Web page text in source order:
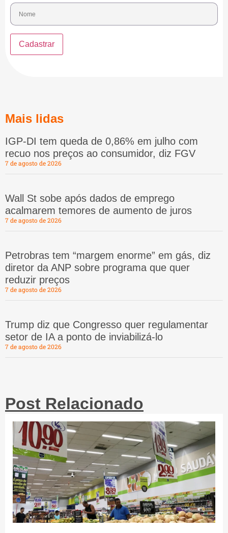
Mais lidas
IGP-DI tem queda de 0,86% em julho com
recuo nos preços ao consumidor, diz FGV
7 de agosto de 2026
Wall St sobe após dados de emprego
acalmarem temores de aumento de juros
7 de agosto de 2026
Petrobras tem “margem enorme” em gás, diz
diretor da ANP sobre programa que quer
reduzir preços
7 de agosto de 2026
Trump diz que Congresso quer regulamentar
setor de IA a ponto de inviabilizá-lo
7 de agosto de 2026
Post Relacionado